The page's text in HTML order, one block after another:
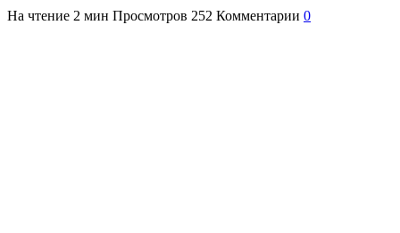
На чтение 2 мин Просмотров 252 Комментарии 0